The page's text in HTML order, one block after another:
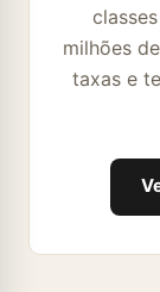
milhões
taxas e